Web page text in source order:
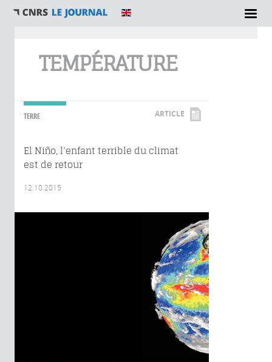
TEMPÉRATURE
TERRE ARTICLE
El Niño, l’enfant terrible du climat
est de retour
12.10.2015